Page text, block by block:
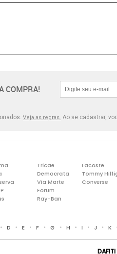
COMPRA!
Veja as regras. Ao se cadastrar,
Tricae
Democrata
Via Marte
Forum
Ray-Ban
Lacoste
Tommy
Converse
• D • E • F • G • H • I • J • K
DAFITI